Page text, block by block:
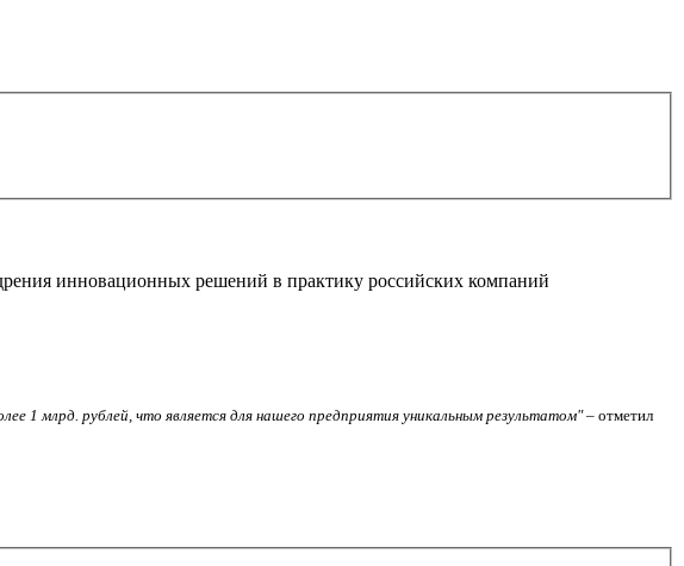
инновационных решений в практику российских компаний
1 млрд. рублей, что является для нашего предприятия уникальным результатом"– отметил